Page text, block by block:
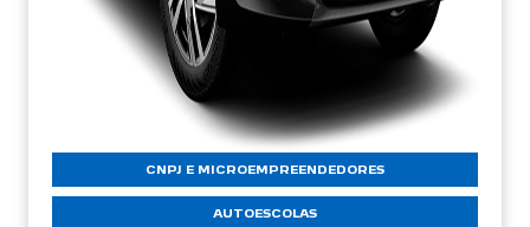
CNPJ E MICROEMPREENDEDORES
AUTOESCOLAS